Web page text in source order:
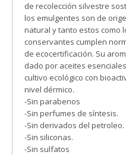
de recolección silvestre
los emulgentes son de
natural y tanto estos como
conservantes cumplen
de ecocertificación. Su
dado por aceites
cultivo ecológico con
nivel dérmico.
-Sin parabenos
-Sin perfumes de síntesis.
-Sin derivados del petroleo.
-Sin siliconas.
-Sin sulfatos